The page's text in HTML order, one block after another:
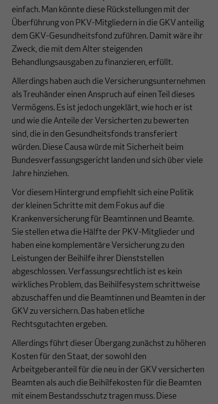
einfach. Man könnte diese Rückstellungen mit der
Überführung von PKV-Mitgliedern in die GKV anteilig
dem GKV-Gesundheitsfond zuführen. Damit wäre ihr
Zweck, die mit dem Alter steigenden
Behandlungsausgaben zu finanzieren, erfüllt.
Allerdings haben auch die Versicherungsunternehmen
als Treuhänder einen Anspruch auf einen Teil dieses
Vermögens. Es ist jedoch ungeklärt, wie hoch er ist
und wie die Anteile der Versicherten zu bewerten
sind, die in den Gesundheitsfonds transferiert
würden. Diese Causa würde mit Sicherheit beim
Bundesverfassungsgericht landen und sich über viele
Jahre hinziehen.
Vor diesem Hintergrund empfiehlt sich eine Politik
der kleinen Schritte mit dem Fokus auf die
Krankenversicherung für Beamtinnen und Beamte.
Sie stellen etwa die Hälfte der PKV-Mitglieder und
haben eine komplementäre Versicherung zu den
Leistungen der Beihilfe ihrer Dienststellen
abgeschlossen. Verfassungsrechtlich ist es kein
wirkliches Problem, das Beihilfesystem schrittweise
abzuschaffen und die Beamtinnen und Beamten in der
GKV zu versichern. Das haben etliche
Rechtsgutachten ergeben.
Allerdings führt dieser Übergang zunächst zu höheren
Kosten für den Staat, der sowohl den
Arbeitgeberanteil für die neu in der GKV versicherten
Beamten als auch die Beihilfekosten für die Beamten
mit einem Bestandsschutz tragen muss. Diese